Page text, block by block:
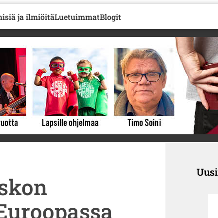
ja ilmiöitäLuetuimmatBlogit